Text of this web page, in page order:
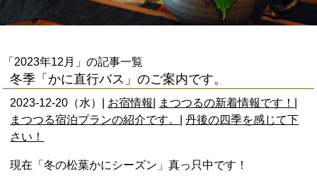
English
「2023年12月」の記事一覧
冬季「かに直行バス」のご案内です。
2023-12-20（水）| お宿情報 まつつるの新着情報です！
まつつる宿泊プランの紹介です。
|丹後の四季を感じて下
さい！
現在「冬の松葉かにシーズン」真っ只中です！